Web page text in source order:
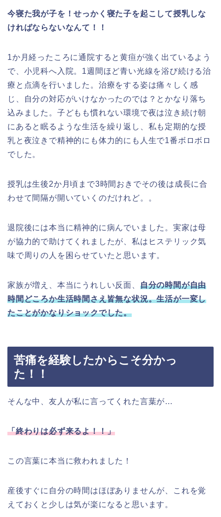
今寝た我が子を！せっかく寝た子を起こして授乳しな
ければならないなんて！！
1か月経ったころに通院すると黄疸が強く出ているよう
で、小児科へ入院。1週間ほど青い光線を浴び続ける治
療と点滴を行いました。治療をする姿は痛々しく感
じ、自分の対応がいけなかったのでは？とかなり落ち
込みました。子どもも慣れない環境で夜は泣き続け朝
にあると眠るような生活を繰り返し、私も定期的な授
乳と夜泣きで精神的にも体力的にも人生で1番ボロボロ
でした。
授乳は生後2か月頃まで3時間おきでその後は成長に合
わせて間隔が開いていくのだけれど。。
退院後には本当に精神的に病んでいました。実家は母
が協力的で助けてくれましたが、私はヒステリック気
味で周りの人を困らせていたと思います。
家族が増え、本当にうれしい反面、 自分の時間が自由
時間どころか生活時間さえ皆無な状況。生活が一変し
たことがかなりショックでした。
苦痛を経験したからこそ分かっ
た！！
そんな中、友人が私に言ってくれた言葉が…
「終わりは必ず来るよ！！」
この言葉に本当に救われました！
産後すぐに自分の時間はほぼありませんが、これを覚
えておくと少しは気が楽になると思います。